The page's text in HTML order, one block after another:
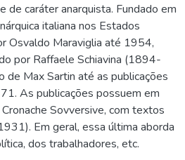
de caráter anarquista. Fundado em
italiana nos Estados
Osvaldo Maraviglia até 1954,
por Raffaele Schiavina (1894-
de Max Sartin até as publicações
As publicações possuem em
Sovversive, com textos
Em geral, essa última aborda
dos trabalhadores, etc.